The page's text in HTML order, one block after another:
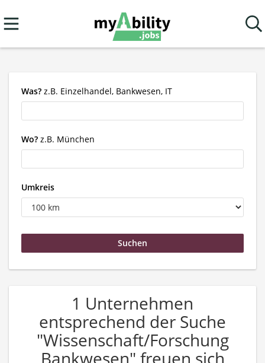
Was? z.B. Einzelhandel, Bankwesen, IT
Wo? z.B. München
Umkreis
1 Unternehmen
entsprechend der Suche
"Wissenschaft/Forschung
Bankwesen" freuen sich